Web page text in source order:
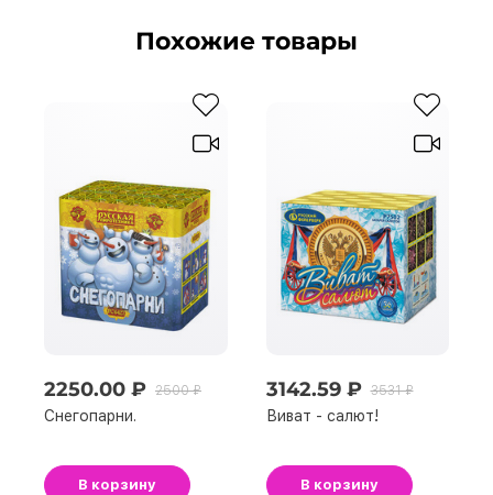
Похожие товары
2250.00 ₽ 2500 ₽
Снегопарни.
В корзину
3142.59 ₽ 3531 ₽
Виват - салют!
В корзину